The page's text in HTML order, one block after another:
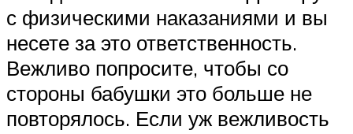
с физическими наказаниями и вы
несете за это ответственность.
Вежливо попросите, чтобы со
стороны бабушки это больше не
повторялось. Если уж вежливость